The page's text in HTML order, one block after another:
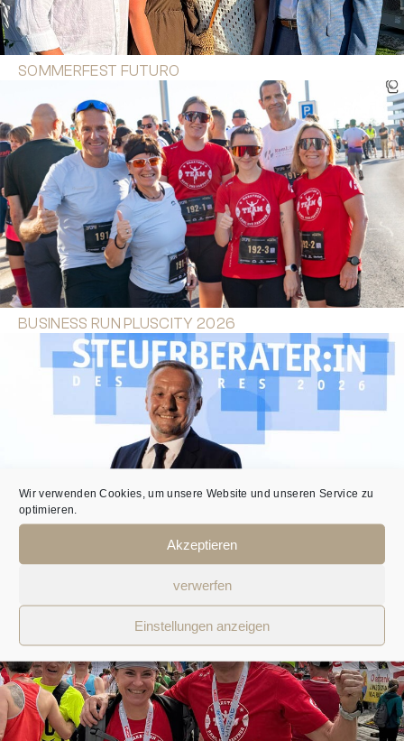
Wir verwenden Cookies, um unsere Website und unseren Service zu
optimieren.
Akzeptieren
verwerfen
Einstellungen anzeigen
SOMMERFEST FUTURO
BUSINESS RUN PLUSCITY 2026
ZUM 12. MAL STEUERBERATER DES JAHRES